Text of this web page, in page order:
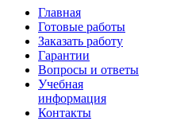
Главная
Готовые работы
Заказать работу
Гарантии
Вопросы и ответы
Учебная
информация
Контакты